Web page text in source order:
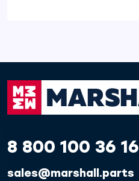
8 800 100 36 16
sales@marshall.parts